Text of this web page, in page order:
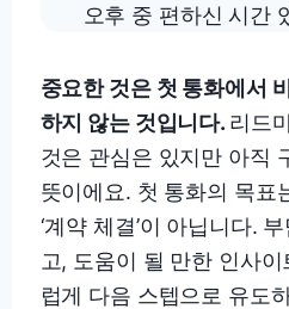
오후 중 편하신 시간
중요한 것은 첫 통화에서
하지 않는 것입니다. 리드
것은 관심은 있지만 아직
뜻이에요. 첫 통화의 목표
‘계약 체결’이 아닙니다.
고, 도움이 될 만한 인사
럽게 다음 스텝으로 유도